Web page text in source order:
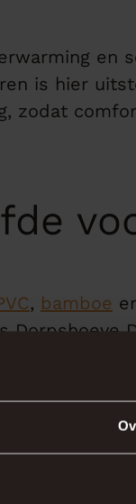
en
is hier
zodat
, bamboe
toevoeging
van